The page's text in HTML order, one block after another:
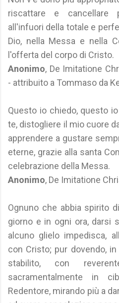
riscattare e cancellare
all'infuori della totale e
Dio, nella Messa e nella
l'offerta del corpo di Cristo.
Anonimo, De Imitatione
- attribuito a Tommaso da
Questo io chiedo, questo
te, distogliere il mio cuore
apprendere a gustare
eterne, grazie alla santa
celebrazione della Messa.
Anonimo, De Imitatione
Ognuno che abbia spirito
giorno e in ogni ora, darsi
alcuno glielo impedisca,
con Cristo; pur dovendo,
stabilito, con
sacramentalmente in
Redentore, mirando più a